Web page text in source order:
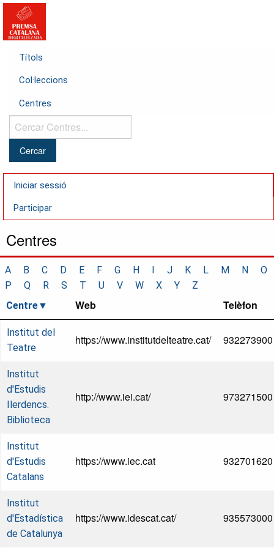
Títols
Col·leccions
Centres
Cercar
Centres...
Iniciar sessió
Participar
Centres
A B C D E F G H I J K L M N
O
P
Q R S T U V W X Y
Z
Centre
Web Telèfon
Institut del
Teatre
https://www.institutdelteatre.cat/ 932273900
Institut
d'Estudis
Ilerdencs.
Biblioteca
http://www.iei.cat/ 973271500
Institut
d'Estudis
Catalans
https://www.iec.cat 932701620
Institut
d'Estadística
de Catalunya
https://www.idescat.cat/ 935573000